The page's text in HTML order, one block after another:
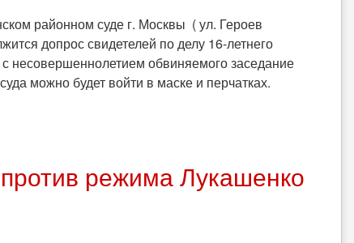
районном суде г. Москвы ( ул. Героев
допрос свидетелей по делу 16-летнего
несовершеннолетием обвиняемого заседание
можно будет войти в маске и перчатках.
режима Лукашенко